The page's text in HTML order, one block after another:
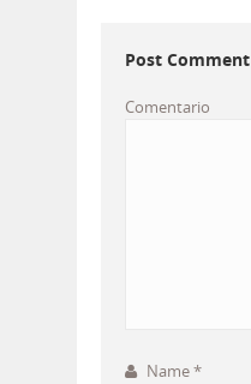
Post Comment
Comentario
Name*